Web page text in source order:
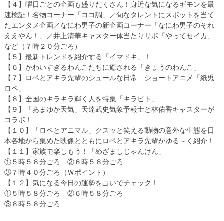
【４】曜日ごとの企画も盛りだくさん！身近な気になるギモンを最
速検証！名物コーナー「ココ調」／旬なタレントにスポットを当て
たエンタメ企画／なにわ男子の新企画コーナー「なにわ男子のそれ
ええやん！」／井上清華キャスター体当たりリポ「やってセイカ」
など（７時２０分ごろ）
【５】最新トレンドを紹介する「イマドキ」！
【６】かわいすぎるわんこたちに癒される「きょうのわんこ」
【７】ロペとアキラ先輩のシュールな日常 ショートアニメ「紙兎
ロペ」
【８】全国のキラキラ輝く人を特集「キラビト」
【９】「あまゆか天気」天達武史気象予報士と林佑香キャスターが
コラボ！
【１０】「ロペとアニマル」クスッと笑える動物の意外な生態を日
本各地から集めた映像とともにロペとアキラ先輩がゆる～く紹介！
【１１】家族で楽しもう！「めざましじゃんけん」
①５時５８分ごろ ②６時５８分ごろ
③７時４０分ごろ（Ｗポイント）
【１２】気になる今日の運勢を占いでチェック！
①５時５８分ごろ ②６時５８分ごろ
③８時５８分ごろ